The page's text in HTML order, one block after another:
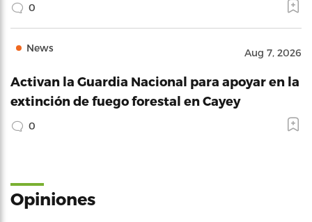
0
News Aug 7, 2026
Activan la Guardia Nacional para apoyar en la
extinción de fuego forestal en Cayey
0
Opiniones